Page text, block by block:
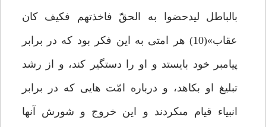
بالباطل ليدحضوا به الحقّ فاخذتهم فكيف كان
عقاب»(10) هر امتى به اين فكر بود كه در برابر
پيامبر خود بايستد و او را دستگير كند، و از رشد
تبليغ او بكاهد، و درباره امّت هايى كه در برابر
انبياء قيام مى‏كردند و اين خروج و شورش آنها